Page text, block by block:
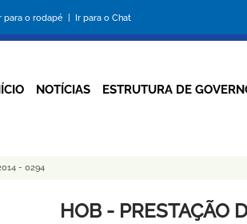
para o rodapé | Ir para o Chat
da
NOTÍCIAS ESTRUTURA DE
- 0294
HOB - PRESTAÇÃO